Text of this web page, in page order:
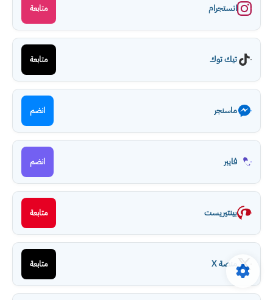
انستجرام متابعة
تيك توك متابعة
ماسنجر انضم
فايبر انضم
بينتيريست متابعة
منصة X متابعة